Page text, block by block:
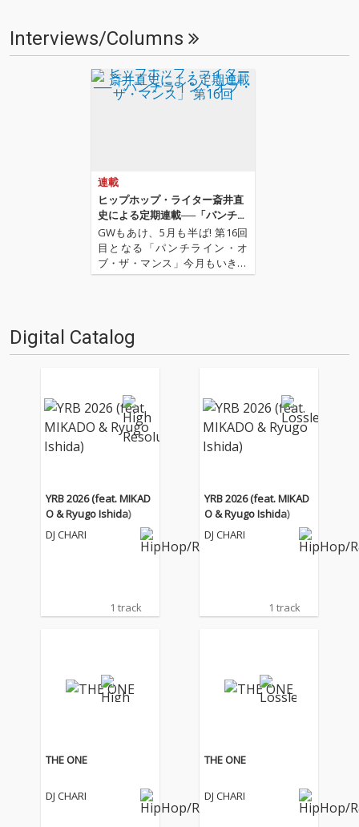
Interviews/Columns
連載
ヒップホップ・ライター斎井直
史による定期連載──「パンチラ
イン・オブ・ザ・マンス」 第16
回
GWもあけ、5月も半ば! 第16回
目となる「パンチライン・オ
ブ・ザ・マンス」今月もいきま
すよ! 先月は初の映画特集という
今月は、日本ではまだあまり耳
慣れない“Type …
Digital Catalog
YRB 2026 (feat. MIKAD
O & Ryugo Ishida)
DJ CHARI
1 track
YRB 2026 (feat. MIKAD
O & Ryugo Ishida)
DJ CHARI
1 track
THE ONE
DJ CHARI
THE ONE
DJ CHARI